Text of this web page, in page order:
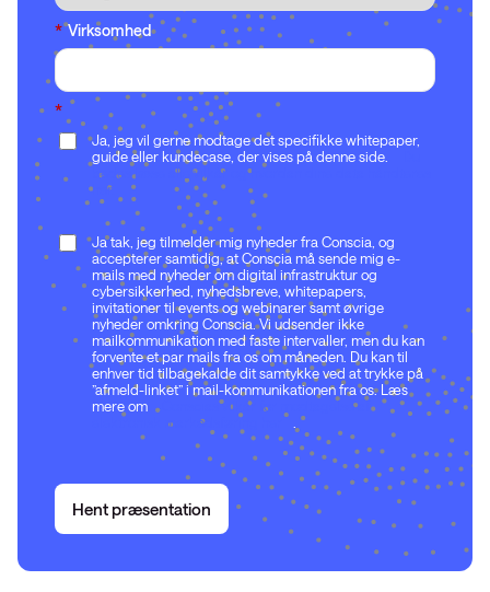
* Virksomhed
*
Ja, jeg vil gerne modtage det specifikke whitepaper,
guide eller kundecase, der vises på denne side.
bedes læse alle vilkår og hvordan dine data håndteres
her.
Ja tak, jeg tilmelder mig nyheder fra Conscia, og
accepterer samtidig, at Conscia må sende mig e-
mails med nyheder om digital infrastruktur og
cybersikkerhed, nyhedsbreve, whitepapers,
invitationer til events og webinarer samt øvrige
nyheder omkring Conscia. Vi udsender ikke
mailkommunikation med faste intervaller, men du kan
forvente et par mails fra os om måneden. Du kan til
enhver tid tilbagekalde dit samtykke ved at trykke på
”afmeld-linket” i mail-kommunikationen fra os. Læs
mere om
Conscias vilkår for modtagelse af
elektronisk markedsføring her
Hent præsentation